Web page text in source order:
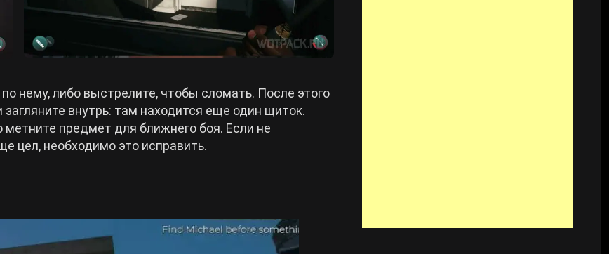
нему, либо выстрелите, чтобы сломать. После этого
внутрь: там находится еще один щиток.
метните предмет для ближнего боя. Если не
цел, необходимо это исправить.